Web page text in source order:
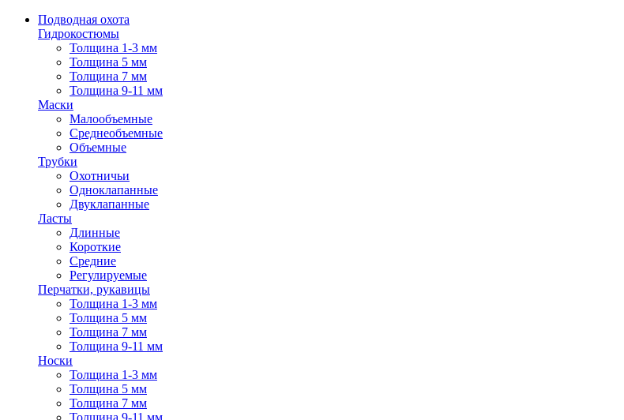
Подводная охота
Гидрокостюмы
Толщина 1-3 мм
Толщина 5 мм
Толщина 7 мм
Толщина 9-11 мм
Маски
Малообъемные
Среднеобъемные
Объемные
Трубки
Охотничьи
Одноклапанные
Двуклапанные
Ласты
Длинные
Короткие
Средние
Регулируемые
Перчатки, рукавицы
Толщина 1-3 мм
Толщина 5 мм
Толщина 7 мм
Толщина 9-11 мм
Носки
Толщина 1-3 мм
Толщина 5 мм
Толщина 7 мм
Толщина 9-11 мм